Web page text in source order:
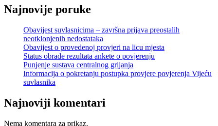
Najnovije poruke
Obavijest suvlasnicima – završna prijava preostalih
neotklonjenih nedostataka
Obavijest o provedenoj provjeri na licu mjesta
Status obrade rezultata ankete o povjerenju
Punjenje sustava centralnog grijanja
Informacija o pokretanju postupka provjere povjerenja Vijeću
suvlasnika
Najnoviji komentari
Nema komentara za prikaz.